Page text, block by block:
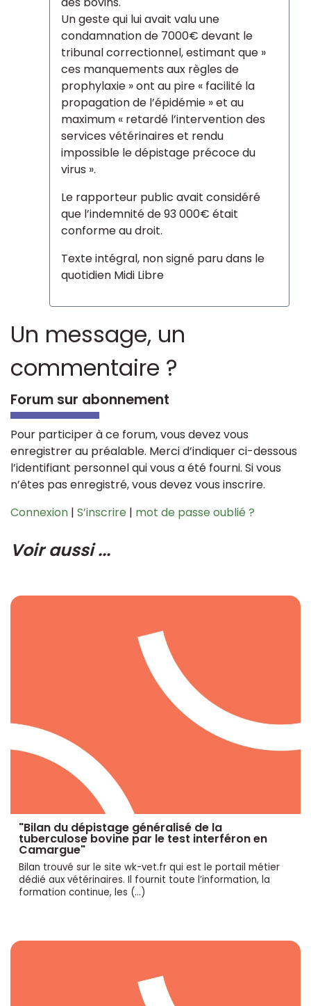
Un geste qui lui avait valu une
condamnation de 7000€ devant le
tribunal correctionnel, estimant que »
ces manquements aux règles de
prophylaxie » ont au pire « facilité la
propagation de l’épidémie » et au
maximum « retardé l’intervention des
services vétérinaires et rendu
impossible le dépistage précoce du
virus ».
Le rapporteur public avait considéré
que l’indemnité de 93 000€ était
conforme au droit.
Texte intégral, non signé paru dans le
quotidien Midi Libre
Un message, un
commentaire ?
Forum sur abonnement
Pour participer à ce forum, vous devez vous
enregistrer au préalable. Merci d’indiquer ci-dessous
l’identifiant personnel qui vous a été fourni. Si vous
n’êtes pas enregistré, vous devez vous inscrire.
Connexion | S’inscrire | mot de passe oublié ?
Voir aussi ...
"Bilan du dépistage généralisé de la
tuberculose bovine par le test interféron en
Camargue"
Bilan trouvé sur le site wk-vet.fr qui est le portail métier
dédié aux vétérinaires. Il fournit toute l’information, la
formation continue, les (…)